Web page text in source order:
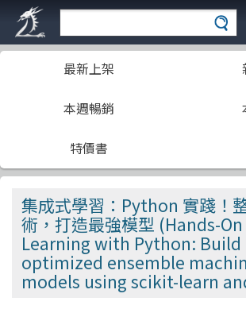
最新上架
本週暢銷
特價書
集成式學習：Python 實踐！
術，打造最強模型 (Hands-
Learning with Python:
optimized ensemble
models using scikit-learn